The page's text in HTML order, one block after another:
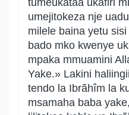
tumeukataa ukafiri
umejitokeza nje
milele baina yetu
bado mko kwenye
mpaka mmuamini
Yake.» Lakini
tendo la Ibrãhîm la
msamaha baba